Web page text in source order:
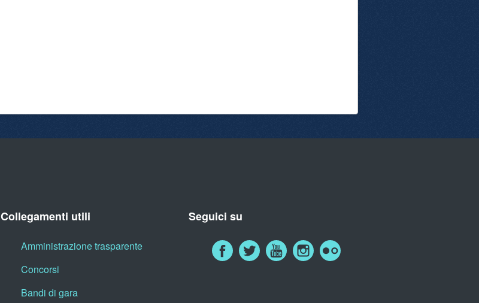
Collegamenti utili
Amministrazione trasparente
Concorsi
Bandi di gara
Seguici su